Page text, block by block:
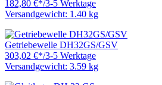
182,80 €*/3-5 Werktage
Versandgewicht: 1.40 kg
Getriebewelle DH32GS/GSV
303,02 €*/3-5 Werktage
Versandgewicht: 3.59 kg